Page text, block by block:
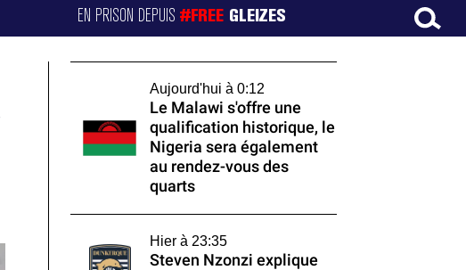
EN PRISON DEPUIS#FREE GLEIZES
Aujourd'hui à 0:12
Le Malawi s'offre une
qualification historique, le
Nigeria sera également
au rendez-vous des
quarts
Hier à 23:35
Steven Nzonzi explique